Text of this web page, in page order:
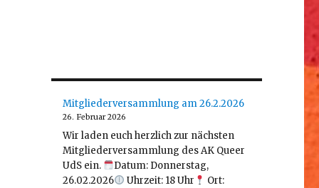
Mitgliederversammlung am 26.2.2026
26. Februar 2026
Wir laden euch herzlich zur nächsten
Mitgliederversammlung des AK Queer
UdS ein.
Datum: Donnerstag,
26.02.2026
Uhrzeit: 18 Uhr
Ort: